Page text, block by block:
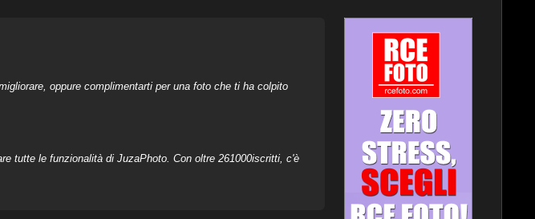
oppure complimentarti per una foto che ti ha colpito
tutte le funzionalità di JuzaPhoto. Con oltre 261000iscritti, c'è